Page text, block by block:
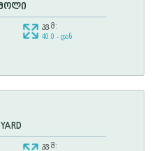
კვ.მ:
40.0 - დან
კვ.მ: